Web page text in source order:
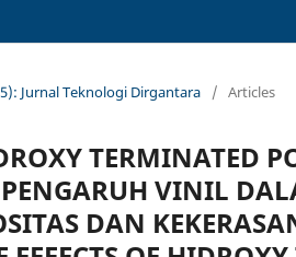
Jurnal Teknologi Dirgantara / Articles
TERMINATED
PENGARUH VINIL
DAN